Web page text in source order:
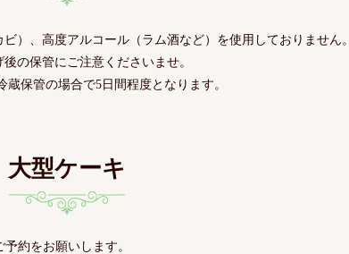
）、高度アルコール（ラム酒など）を使用しておりません。
後の保管にご注意くださいませ。
保管の場合で5日間程度となります。
大型ケーキ
約をお願いします。